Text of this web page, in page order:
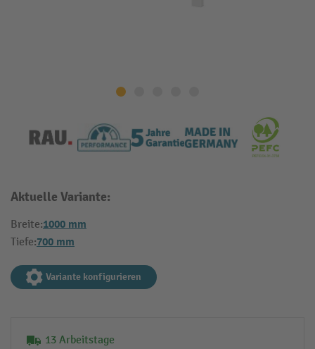
Aktuelle Variante:
Breite:1000 mm
Tiefe:700 mm
Variante konfigurieren
13 Arbeitstage